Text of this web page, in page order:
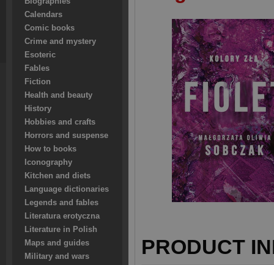
Calendars
Comic books
Crime and mystery
Esoteric
Fables
Fiction
Health and beauty
History
Hobbies and crafts
Horrors and suspense
How to books
Iconography
Kitchen and diets
Language dictionaries
Legends and fables
Literatura erotyczna
Literature in Polish
Maps and guides
Military and wars
PRODUCT